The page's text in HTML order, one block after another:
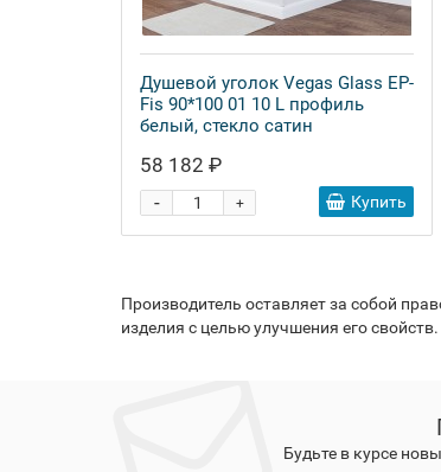
Душевой уголок Vegas Glass EP-
Fis 90*100 01 10 L профиль
белый, стекло сатин
58 182 ₽
+
- Купить
Производитель оставляет за собой
изделия с целью улучшения его свойств.
Будьте в курсе